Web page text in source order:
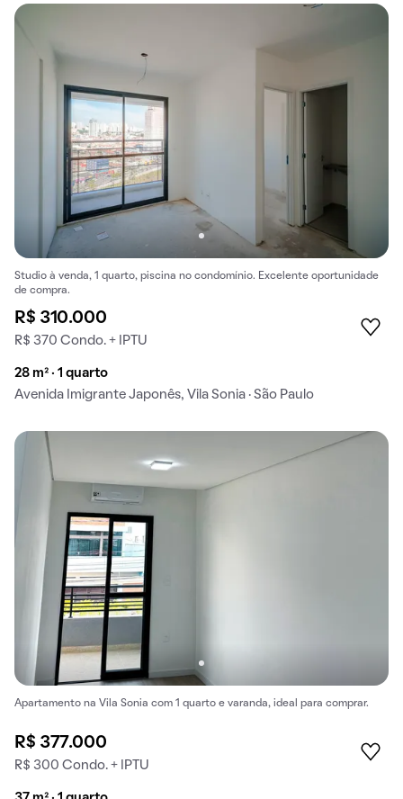
Studio à venda, 1 quarto, piscina no condomínio. Excelente oportunidade
de compra.
R$ 310.000
R$ 370 Condo. + IPTU
28 m² · 1 quarto
Avenida Imigrante Japonês, Vila Sonia · São Paulo
Apartamento na Vila Sonia com 1 quarto e varanda, ideal para comprar.
R$ 377.000
R$ 300 Condo. + IPTU